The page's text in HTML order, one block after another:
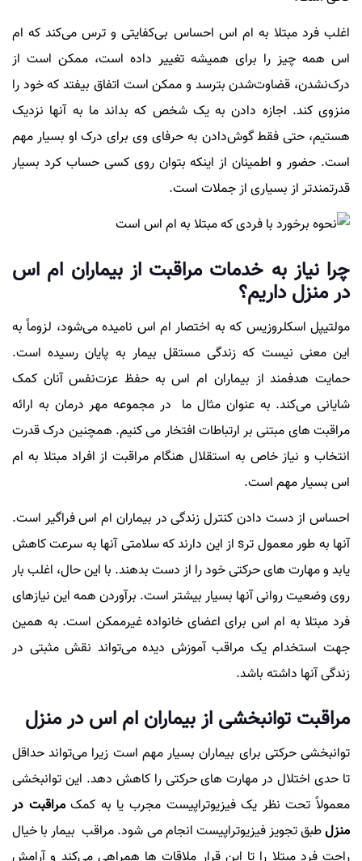
اغلب فرد مبتلا به ام اس احساس بی‌کفایتی و ترس می‌کند که ام
اس همه چیز را برای همیشه تغییر داده است، ممکن است از
درک‌نشدن، قضاوت‌شدن بترسد و ممکن است اتفاق بیفتد که خود را
منزوی کند. اجازه دادن به یک شخص که بداند ما به آنها نزدیک
هستیم، حتی فقط گوش‌دادن به حرفای وی برای درک او بسیار مهم
است. حضور و اطمینان از اینکه بتوان روی کسی حساب کرد بسیار
قدرتمندتر از بسیاری از جملات است.
چرا نیاز به خدمات مراقبت از بیماران ام اس
در منزل داریم؟
مولتیپل اسکلروزیس که به اختصار ام اس نامیده می‌شود، لزوماً به
این معنی نیست که زندگی مستقل بیمار به پایان رسیده است.
حمایت هدفمند از بیماران ام اس به حفظ عزت‌نفس آنان کمک
شایانی می‌کند. به عنوان مثال ما در مجموعه مهر درمان به ارائه
مراقبت های مبتنی بر ارتباطات افتخار می کنیم. همچنین درک قدرت
انتخاب و نیاز خاص به استقلال هنگام مراقبت از افراد مبتلا به ام
اس بسیار مهم است.
احساس از دست دادن کنترل زندگی در بیماران ام اس فراگیر است.
آنها به طور معمول ترs از این دارند که سلامتی آنها به سرعت کاهش
یابد و مهارت های حرکتی خود را از دست بدهند. با این حال، اغلب بار
روی وضعیت روانی آنها بسیار بیشتر است. برآوردن همه این نیازهای
فرد مبتلا به ام اس برای اعضای خانواده غیرممکن است. به همین
جهت استخدام یک مراقب آموزش دیده می‌تواند نقش مثبتی در
زندگی آنها داشته باشد.
مراقبت توانبخشی از بیماران ام اس در منزل
توانبخشی حرکتی برای بیماران بسیار مهم است زیرا می‌تواند حداقل
تا حدی اختلال در مهارت های حرکتی را کاهش دهد. این توانبخشی
معمولاً تحت نظر یک فیزیوتراپیست مجرب یا به کمکمراقبت در
منزلطبق تجویز فیزیوتراپیست انجام می شود. مراقب بیمار با خیال